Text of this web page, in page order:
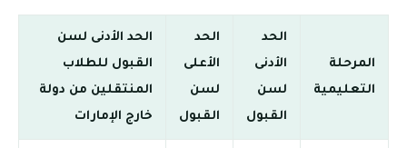
المرحلة
التعليمية
الحد
الأدنى
لسن
القبول
الحد
الأعلى
لسن
القبول
الحد الأدنى لسن
القبول للطلاب
المنتقلين من دولة
خارج الإمارات